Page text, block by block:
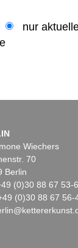
nur
Wiechers
70
Berlin
(0)30 88 67 53-
(0)30 88 67 56-